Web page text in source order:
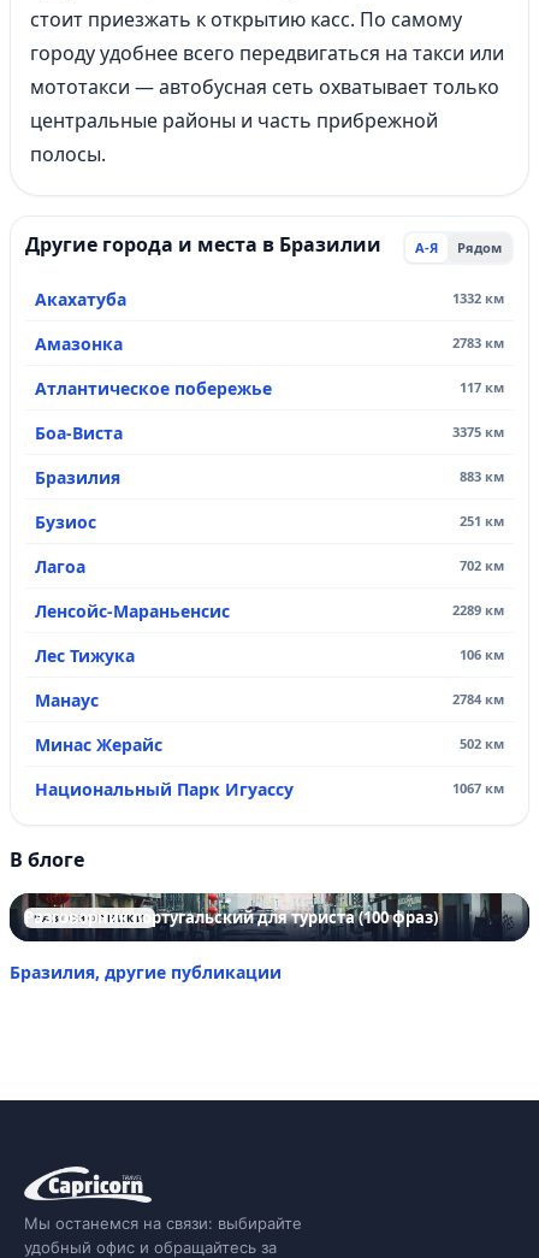
стоит приезжать к открытию касс. По самому
городу удобнее всего передвигаться на такси или
мототакси — автобусная сеть охватывает только
центральные районы и часть прибрежной
полосы.
Другие города и места в Бразилии А-Я Рядом
Акахатуба 1332 км
Амазонка 2783 км
Атлантическое побережье 117 км
Боа-Виста 3375 км
Бразилия 883 км
Бузиос 251 км
Лагоа 702 км
Ленсойс-Мараньенсис 2289 км
Лес Тижука 106 км
Манаус 2784 км
Минас Жерайс 502 км
Национальный Парк Игуассу 1067 км
В блоге
РАЗГОВОРНИКИ
Разговорник португальский для туриста (100 фраз)
Бразилия, другие публикации
Мы останемся на связи: выбирайте
удобный офис и обращайтесь за